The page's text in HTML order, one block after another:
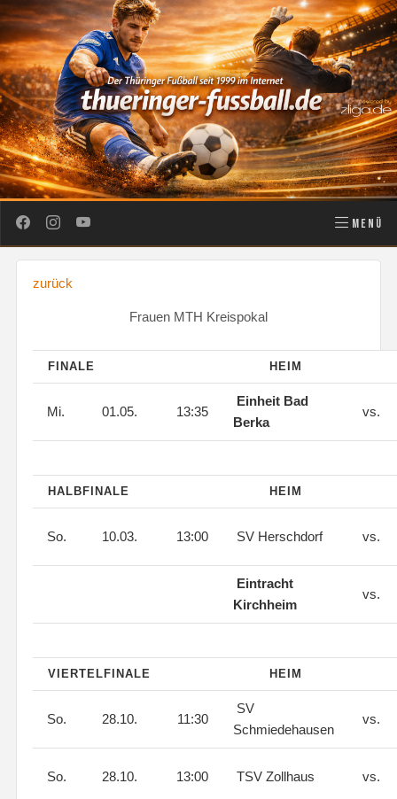
MENÜ
zurück
Frauen MTH Kreispokal
FINALE HEIM
Mi. 01.05. 13:35
Einheit Bad
Berka
vs.
HALBFINALE HEIM
So. 10.03. 13:00 SV Herschdorf vs.
Eintracht
Kirchheim
vs.
VIERTELFINALE HEIM
So. 28.10. 11:30
SV
Schmiedehausen
vs.
So. 28.10. 13:00 TSV Zollhaus vs.